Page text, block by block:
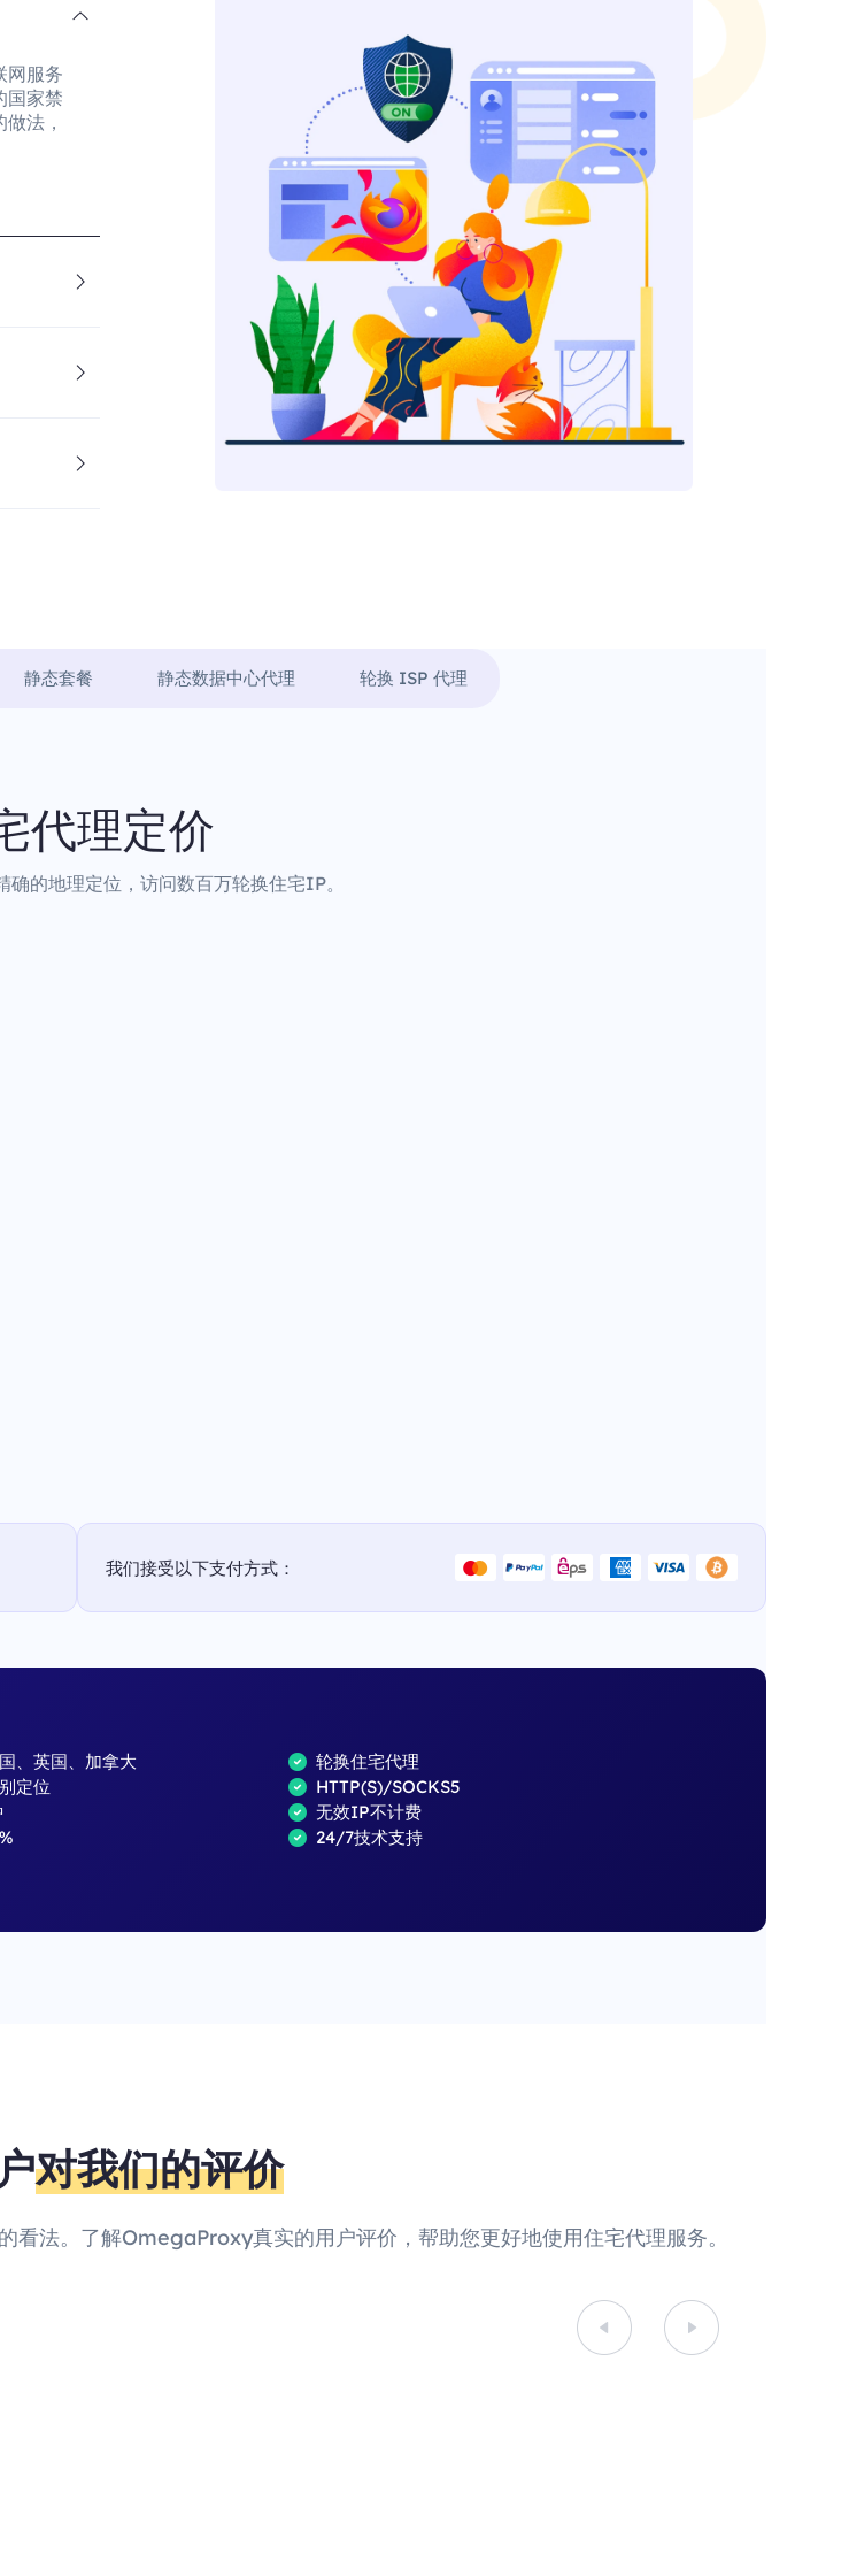
网服务
国家禁
法，
静态套餐 静态数据中心代理 轮换 ISP 代理
代理定价
的地理定位，访问数百万轮换住宅IP。
我们接受以下支付方式：
、英国、加拿大
轮换住宅代理
定位
HTTP(S)/SOCKS5
无效IP不计费
24/7技术支持
对我们的评价
法。了解OmegaProxy真实的用户评价，帮助您更好地使用住宅代理服务。